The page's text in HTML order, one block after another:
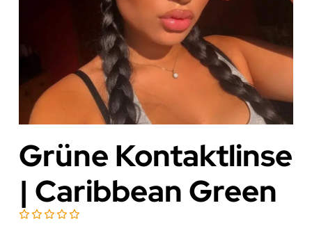
Grüne Kontaktlinse
| Caribbean Green